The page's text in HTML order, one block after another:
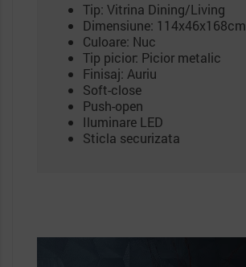
Tip: Vitrina Dining/Living
Dimensiune: 114x46x168cm
Culoare: Nuc
Tip picior: Picior metalic
Finisaj: Auriu
Soft-close
Push-open
Iluminare LED
Sticla securizata